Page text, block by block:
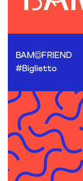
BAM
FRIEND
#Biglietto